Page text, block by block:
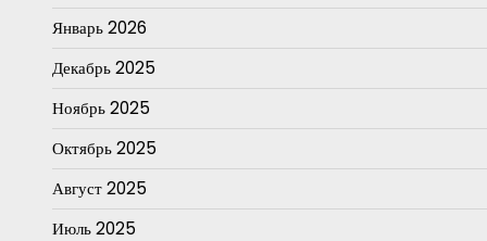
Январь 2026
Декабрь 2025
Ноябрь 2025
Октябрь 2025
Август 2025
Июль 2025